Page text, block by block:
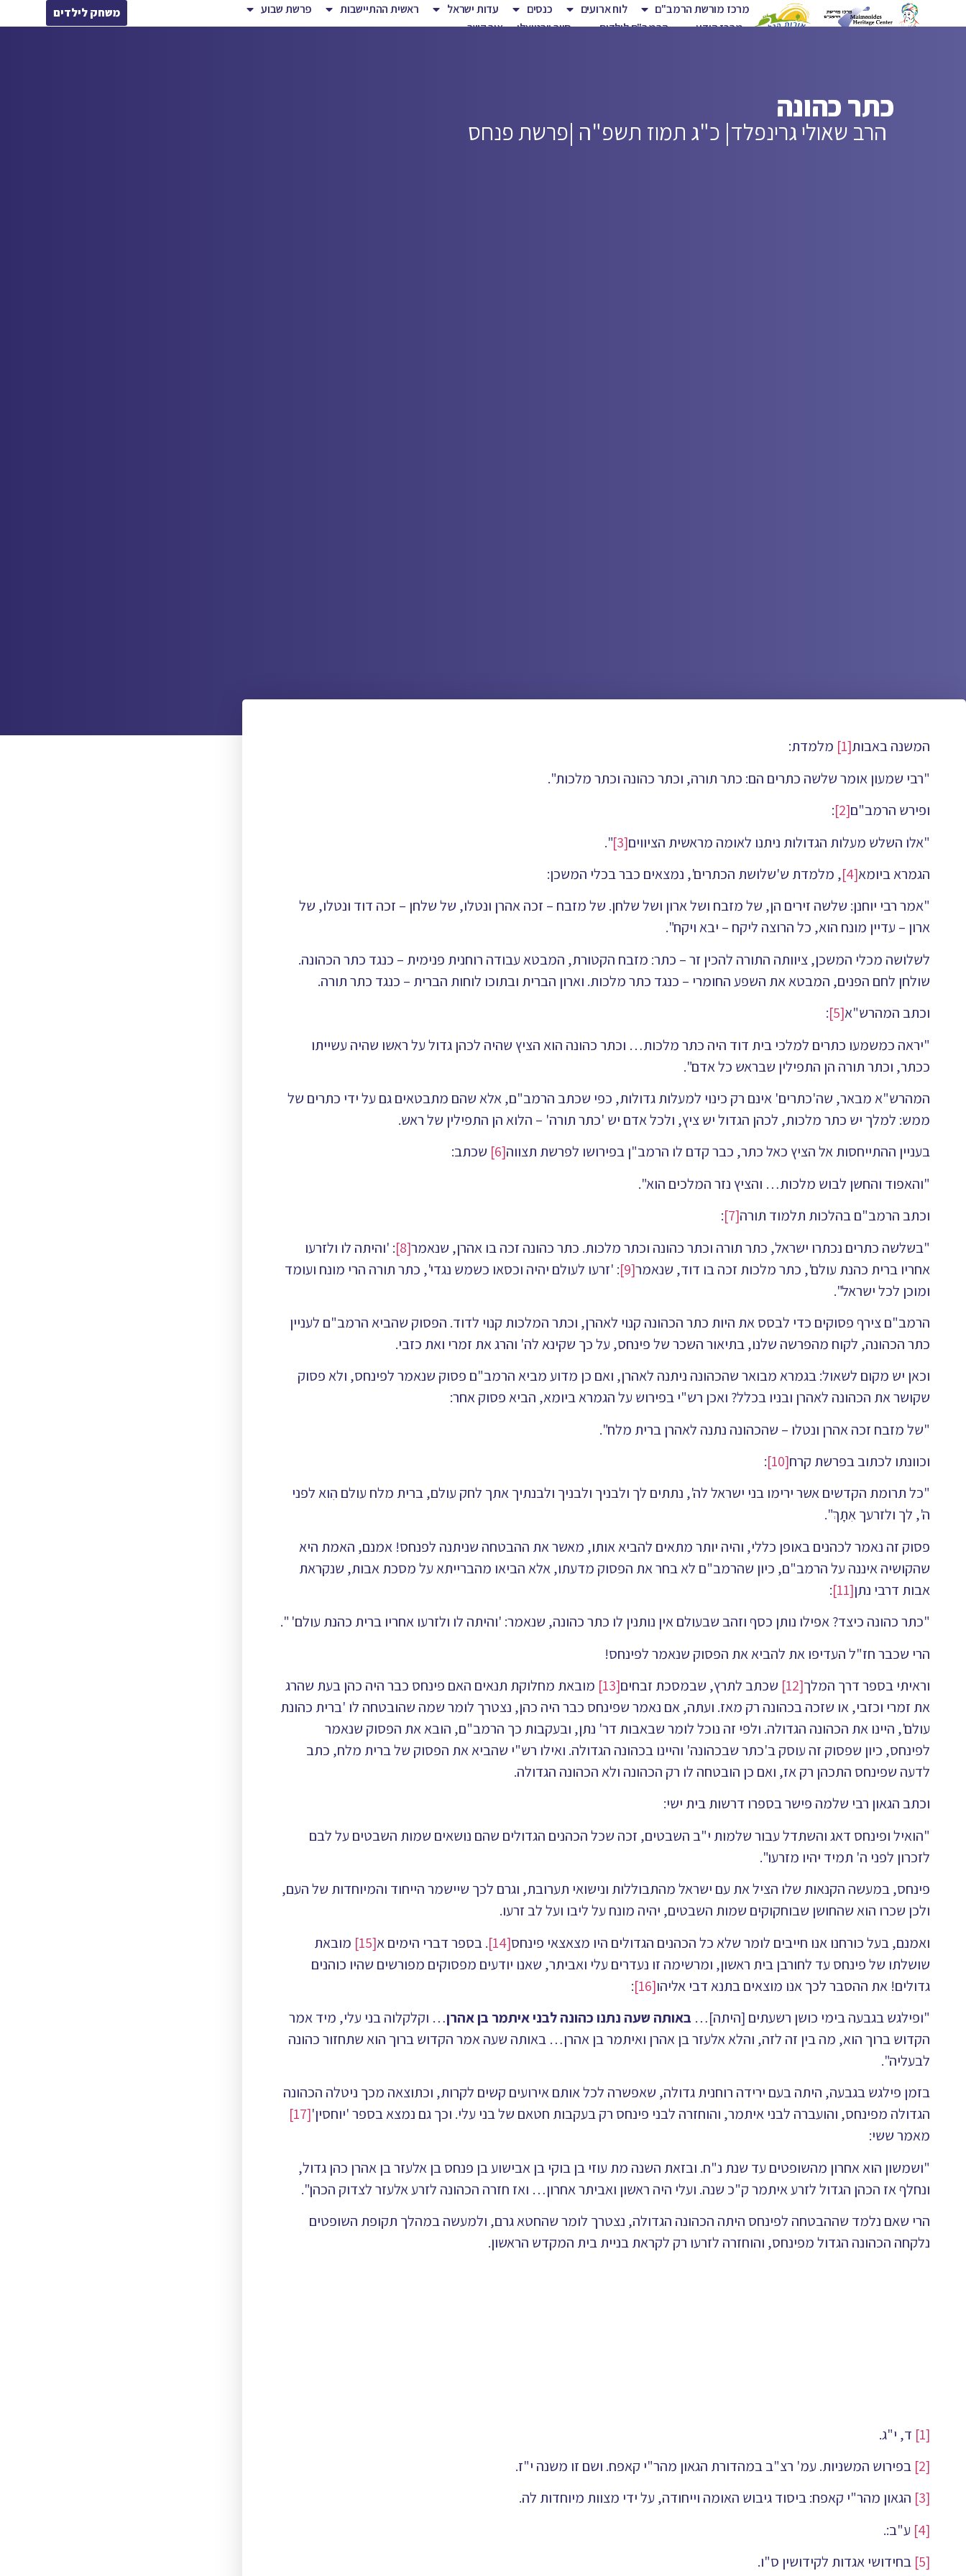
מרכז מורשת הרמב"ם לוח ארועים כנסים עדות ישראל ראשית ההתיישבות
פרשת שבוע
מרכז הידע
הרמב"ם לילדים סיור וירטואלי צור קשר
משחק לילדים
כתר כהונה
הרב שאולי גרינפלד| כ"ג תמוז תשפ"ה |פרשת פנחס
המשנה באבות[1]
מלמדת:
"רבי שמעון אומר שלשה כתרים הם: כתר תורה, וכתר כהונה וכתר מלכות".
ופירש הרמב"ם[2]
:
"אלו השלש מעלות הגדולות ניתנו לאומה מראשית הציווים[3]
".
הגמרא ביומא[4]
, מלמדת ש'שלושת הכתרים', נמצאים כבר בכלי המשכן:
"אמר רבי יוחנן: שלשה זירים הן, של מזבח ושל ארון ושל שלחן. של מזבח – זכה אהרן ונטלו, של שלחן – זכה דוד ונטלו, של
ארון – עדיין מונח הוא, כל הרוצה ליקח – יבא ויקח".
לשלושה מכלי המשכן, ציוותה התורה להכין זר – כתר: מזבח הקטורת, המבטא עבודה רוחנית פנימית – כנגד כתר הכהונה.
שולחן לחם הפנים, המבטא את השפע החומרי – כנגד כתר מלכות. וארון הברית ובתוכו לוחות הברית – כנגד כתר תורה.
וכתב המהרש"א[5]
:
"יראה כמשמעו כתרים למלכי בית דוד היה כתר מלכות… וכתר כהונה הוא הציץ שהיה לכהן גדול על ראשו שהיה עשייתו
ככתר, וכתר תורה הן התפילין שבראש כל אדם".
המהרש"א מבאר, שה'כתרים' אינם רק כינוי למעלות גדולות, כפי שכתב הרמב"ם, אלא שהם מתבטאים גם על ידי כתרים של
ממש: למלך יש כתר מלכות, לכהן הגדול יש ציץ, ולכל אדם יש 'כתר תורה' – הלוא הן התפילין של ראש.
בעניין ההתייחסות אל הציץ כאל כתר, כבר קדם לו הרמב"ן בפירושו לפרשת תצווה[6]
שכתב:
"והאפוד והחשן לבוש מלכות… והציץ נזר המלכים הוא".
וכתב הרמב"ם בהלכות תלמוד תורה[7]
:
"בשלשה כתרים נכתרו ישראל, כתר תורה וכתר כהונה וכתר מלכות. כתר כהונה זכה בו אהרן, שנאמר[8]
: 'והיתה לו ולזרעו
אחריו ברית כהנת עולם', כתר מלכות זכה בו דוד, שנאמר[9]
: 'זרעו לעולם יהיה וכסאו כשמש נגדי', כתר תורה הרי מונח ועומד
ומוכן לכל ישראל".
הרמב"ם צירף פסוקים כדי לבסס את היות כתר הכהונה קנוי לאהרן, וכתר המלכות קנוי לדוד. הפסוק שהביא הרמב"ם לעניין
כתר הכהונה, לקוח מהפרשה שלנו, בתיאור השכר של פינחס, על כך שקינא לה' והרג את זמרי ואת כזבי.
וכאן יש מקום לשאול: בגמרא מבואר שהכהונה ניתנה לאהרן, ואם כן מדוע מביא הרמב"ם פסוק שנאמר לפינחס, ולא פסוק
שקושר את הכהונה לאהרן ובניו בכלל? ואכן רש"י בפירוש על הגמרא ביומא, הביא פסוק אחר:
"של מזבח זכה אהרן ונטלו – שהכהונה נתנה לאהרן ברית מלח".
וכוונתו לכתוב בפרשת קרח[10]
:
"כל תרומת הקדשים אשר ירימו בני ישראל לה', נתתים לך ולבניך ולבניך ולבנתיך אתך לחק עולם, ברית מלח עולם הִוא לפני
ה', לך ולזרעך אִתָךְ".
פסוק זה נאמר לכהנים באופן כללי, והיה יותר מתאים להביא אותו, מאשר את ההבטחה שניתנה לפנחס! אמנם, האמת היא
שהקושיה איננה על הרמב"ם, כיון שהרמב"ם לא בחר את הפסוק מדעתו, אלא הביאו מהברייתא על מסכת אבות, שנקראת
אבות דרבי נתן[11]
:
"כתר כהונה כיצד? אפילו נותן כסף וזהב שבעולם אין נותנין לו כתר כהונה, שנאמר: 'והיתה לו ולזרעו אחריו ברית כהנת עולם' ".
הרי שכבר חז"ל העדיפו את להביא את הפסוק שנאמר לפינחס!
וראיתי בספר דרך המלך[12] שכתב לתרץ, שבמסכת זבחים[13]
מובאת מחלוקת תנאים האם פינחס כבר היה כהן בעת שהרג
את זמרי וכזבי, או שזכה בכהונה רק מאז. ועתה, אם נאמר שפינחס כבר היה כהן, נצטרך לומר שמה שהובטחה לו 'ברית כהונת
עולם', היינו את הכהונה הגדולה. ולפי זה נוכל לומר שבאבות דר' נתן, ובעקבות כך הרמב"ם, הובא את הפסוק שנאמר
לפינחס, כיון שפסוק זה עוסק ב'כתר שבכהונה' והיינו בכהונה הגדולה. ואילו רש"י שהביא את הפסוק של ברית מלח, כתב
לדעה שפינחס התכהן רק אז, ואם כן הובטחה לו רק הכהונה ולא הכהונה הגדולה.
וכתב הגאון רבי שלמה פישר בספרו דרשות בית ישי:
"הואיל ופינחס דאג והשתדל עבור שלמות י"ב השבטים, זכה שכל הכהנים הגדולים שהם נושאים שמות השבטים על לבם
לזכרון לפני ה' תמיד יהיו מזרעו".
פינחס, במעשה הקנאות שלו הציל את עם ישראל מהתבוללות ונישואי תערובת, וגרם לכך שיישמר הייחוד והמיוחדות של העם,
ולכן שכרו הוא שהחושן שבוחקוקים שמות השבטים, יהיה מונח על ליבו ועל לב זרעו.
ואמנם, בעל כורחנו אנו חייבים לומר שלא כל הכהנים הגדולים היו מצאצאי פינחס[14] . בספר דברי הימים א[15]
מובאת
שושלתו של פינחס עד לחורבן בית ראשון, ומרשימה זו נעדרים עלי ואביתר, שאנו יודעים מפסוקים מפורשים שהיו כוהנים
גדולים! את ההסבר לכך אנו מוצאים בתנא דבי אליהו[16]
:
"ופילגש בגבעה בימי כושן רשעתים [היתה]… באותה שעה נתנו כהונה לבני איתמר בן אהרן… וקלקלוה בני עלי, מיד אמר
הקדוש ברוך הוא, מה בין זה לזה, והלא אלעזר בן אהרן ואיתמר בן אהרן… באותה שעה אמר הקדוש ברוך הוא שתחזור כהונה
לבעליה".
בזמן פילגש בגבעה, היתה בעם ירידה רוחנית גדולה, שאפשרה לכל אותם אירועים קשים לקרות, וכתוצאה מכך ניטלה הכהונה
הגדולה מפינחס, והועברה לבני איתמר, והוחזרה לבני פינחס רק בעקבות חטאם של בני עלי. וכך גם נמצא בספר 'יוחסין'[17]
מאמר ששי:
"ושמשון הוא אחרון מהשופטים עד שנת נ"ח. ובזאת השנה מת עוזי בן בוקי בן אבישוע בן פנחס בן אלעזר בן אהרן כהן גדול,
ונחלף אז הכהן הגדול לזרע איתמר ק"כ שנה. ועלי היה ראשון ואביתר אחרון… ואז חזרה הכהונה לזרע אלעזר לצדוק הכהן".
הרי שאם נלמד שההבטחה לפינחס היתה הכהונה הגדולה, נצטרך לומר שהחטא גרם, ולמעשה במהלך תקופת השופטים
נלקחה הכהונה הגדול מפינחס, והוחזרה לזרעו רק לקראת בניית בית המקדש הראשון.
[1]
ד, י"ג.
[2]
בפירוש המשניות. עמ' רצ"ב במהדורת הגאון מהר"י קאפח. ושם זו משנה י"ז.
[3]
הגאון מהר"י קאפח: ביסוד גיבוש האומה וייחודה, על ידי מצוות מיוחדות לה.
[4]
ע"ב:.
[5]
בחידושי אגדות לקידושין ס"ו.